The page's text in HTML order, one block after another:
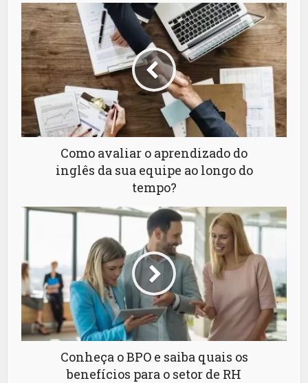
Como avaliar o aprendizado do
inglês da sua equipe ao longo do
tempo?
Conheça o BPO e saiba quais os
benefícios para o setor de RH